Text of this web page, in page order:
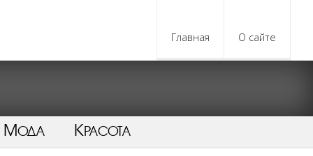
Главная О сайте
Мода Красота